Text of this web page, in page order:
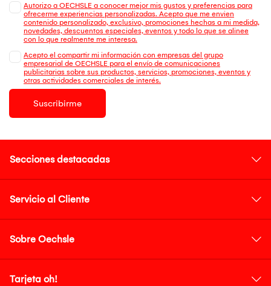
Autorizo a OECHSLE a conocer mejor mis gustos y preferencias para
ofrecerme experiencias personalizadas. Acepto que me envien
contenido personalizado, exclusivo, promociones hechas a mi medida,
novedades, descuentos especiales, eventos y todo lo que se alinee
con lo que realmente me interesa.
Acepto el compartir mi información con empresas del grupo
empresarial de OECHSLE para el envío de comunicaciones
publicitarias sobre sus productos, servicios, promociones, eventos y
otras actividades comerciales de interés.
Suscribirme
Secciones destacadas
Servicio al Cliente
Sobre Oechsle
Tarjeta oh!